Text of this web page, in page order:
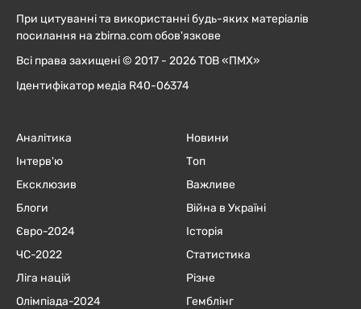
При цитуванні та використанні будь-яких матеріалів
посилання на zbirna.com обов'язкове
Всі права захищені © 2017 - 2026 ТОВ «ПМХ»
Ідентифікатор медіа R40-06374
Аналітика
Інтерв'ю
Ексклюзив
Блоги
Євро-2024
ЧC-2022
Ліга націй
Олімпіада-2024
Новини
Топ
Важливе
Війна в Україні
Історія
Статистика
Різне
Гемблінг